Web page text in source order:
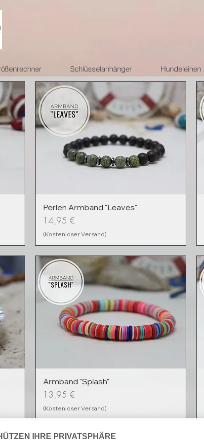
Schlüsselanhänger Hundeleinen
Perlen Armband "Leaves"
Preis
14,95 €
(Kostenloser Versand)
Armband "Splash"
Preis
13,95 €
(Kostenloser Versand)